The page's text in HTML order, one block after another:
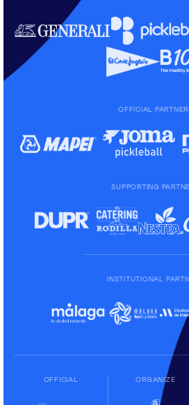
OFFICIAL
SUPPORTING
INSTITUTIONAL
OFFICIAL ORGANIZE